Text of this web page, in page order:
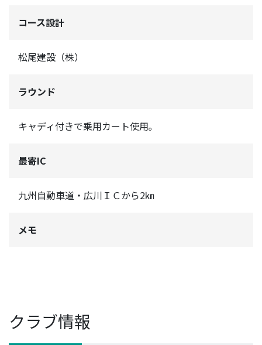
コース設計
松尾建設（株）
ラウンド
キャディ付きで乗用カート使用｡
最寄IC
九州自動車道・広川ＩＣから2㎞
メモ
クラブ情報